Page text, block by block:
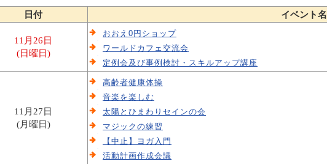
日付 イベント名
11月26日
(日曜日)
おおえ0円ショップ
ワールドカフェ交流会
定例会及び事例検討・スキルアップ講座
11月27日
(月曜日)
高齢者健康体操
音楽を楽しむ
太陽とひまわりセインの会
マジックの練習
【中止】ヨガ入門
活動計画作成会議